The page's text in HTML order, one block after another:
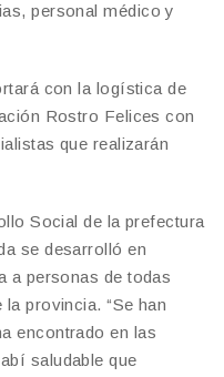
personal médico y
con la logística de
Rostro Felices con
que realizarán
Social de la prefectura
se desarrolló en
a personas de todas
provincia. “Se han
encontrado en las
saludable que